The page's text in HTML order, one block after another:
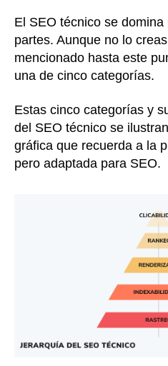
El SEO técnico se
partes. Aunque no lo
mencionado hasta este
una de cinco categorías.
Estas cinco categorías y
del SEO técnico se
gráfica que recuerda a la
pero adaptada para SEO.